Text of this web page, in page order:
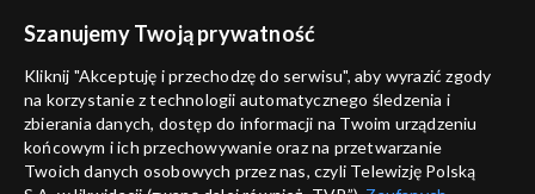
ANULUJ
informacje o dostawcy usług
Szanujemy Twoją prywatność
Kliknij "Akceptuję i przechodzę do serwisu", aby wyrazić zgody
na korzystanie z technologii automatycznego śledzenia i
zbierania danych, dostęp do informacji na Twoim urządzeniu
końcowym i ich przechowywanie oraz na przetwarzanie
Twoich danych osobowych przez nas, czyli Telewizję Polską